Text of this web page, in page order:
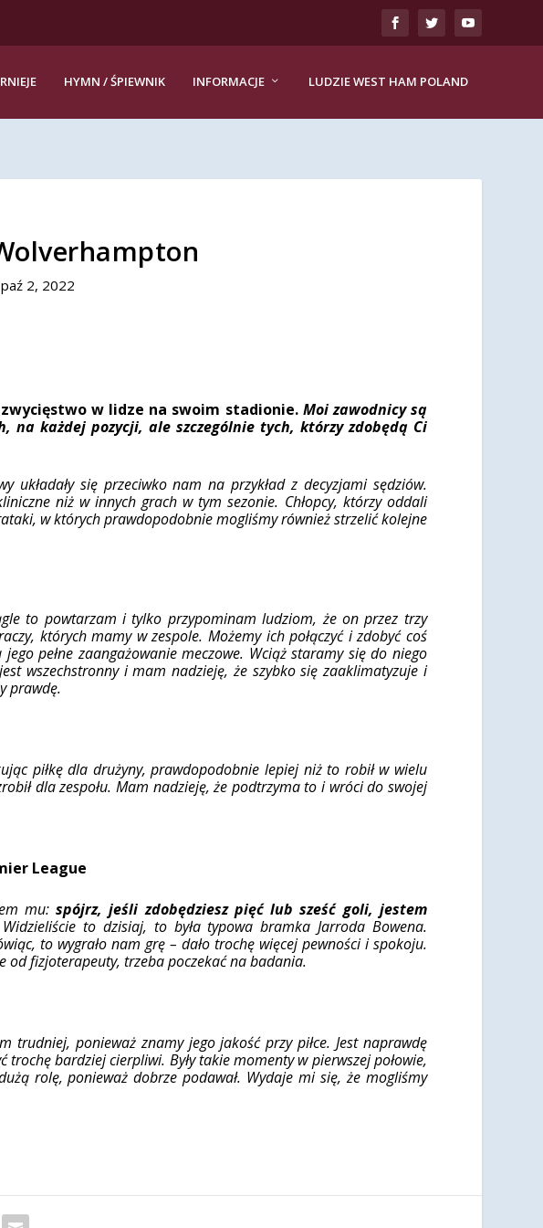
HYMN / ŚPIEWNIK INFORMACJE LUDZIE WEST HAM POLAND
paź 2, 2022
zwycięstwo w lidze na swoim stadionie. Moi zawodnicy są
na każdej pozycji, ale szczególnie tych, którzy zdobędą Ci
się przeciwko nam na przykład z decyzjami sędziów.
niż w innych grach w tym sezonie. Chłopcy, którzy oddali
w których prawdopodobnie mogliśmy również strzelić kolejne
to powtarzam i tylko przypominam ludziom, że on przez trzy
których mamy w zespole. Możemy ich połączyć i zdobyć coś
pełne zaangażowanie meczowe. Wciąż staramy się do niego
wszechstronny i mam nadzieję, że szybko się zaaklimatyzuje i
prawdę.
piłkę dla drużyny, prawdopodobnie lepiej niż to robił w wielu
dla zespołu. Mam nadzieję, że podtrzyma to i wróci do swojej
League
mu:spójrz, jeśli zdobędziesz pięć lub sześć goli, jestem
Widzieliście to dzisiaj, to była typowa bramka Jarroda Bowena.
to wygrało nam grę – dało trochę więcej pewności i spokoju.
od fizjoterapeuty, trzeba poczekać na badania.
trudniej, ponieważ znamy jego jakość przy piłce. Jest naprawdę
bardziej cierpliwi. Były takie momenty w pierwszej połowie,
rolę, ponieważ dobrze podawał. Wydaje mi się, że mogliśmy